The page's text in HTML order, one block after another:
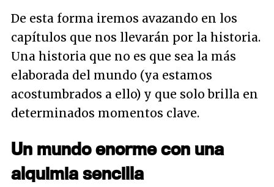
De esta forma iremos avazando en los
capítulos que nos llevarán por la historia.
Una historia que no es que sea la más
elaborada del mundo (ya estamos
acostumbrados a ello) y que solo brilla en
determinados momentos clave.
Un mundo enorme con una
alquimia sencilla